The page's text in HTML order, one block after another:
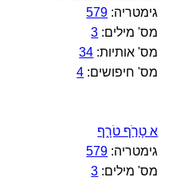
גימטריה: 579
מס' מילים: 3
מס' אותיות: 34
מס' חיפושים: 4
א טָרֹ֣ף טֹרָ֑ף
גימטריה: 579
מס' מילים: 3